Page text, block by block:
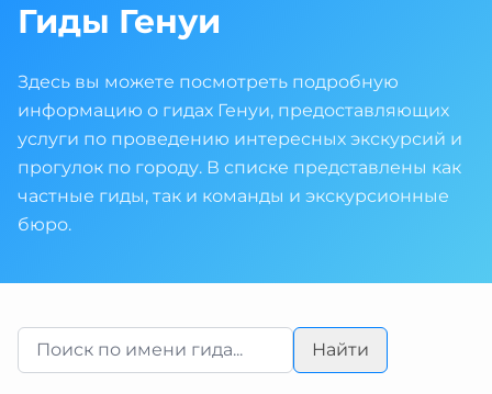
Гиды Генуи
Здесь вы можете посмотреть подробную
информацию о гидах Генуи, предоставляющих
услуги по проведению интересных экскурсий и
прогулок по городу. В списке представлены как
частные гиды, так и команды и экскурсионные
бюро.
Найти